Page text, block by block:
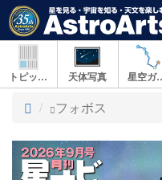
トピックス 天体写真 星
ト
プ
フォボス